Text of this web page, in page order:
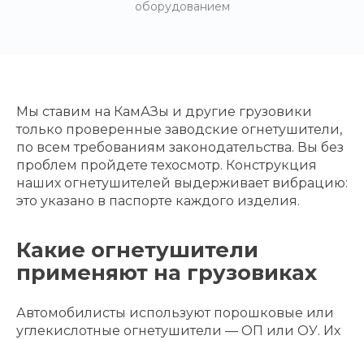
оборудованием
Мы ставим на КамАЗы и другие грузовики
только проверенные заводские огнетушители,
по всем требованиям законодательства. Вы без
проблем пройдете техосмотр. Конструкция
наших огнетушителей выдерживает вибрацию:
это указано в паспорте каждого изделия.
Какие огнетушители
применяют на грузовиках
Автомобилисты используют порошковые или
углекислотные огнетушители — ОП или ОУ. Их